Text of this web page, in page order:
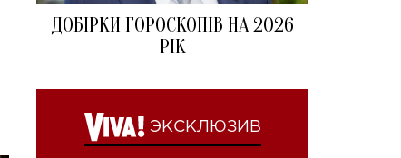
ДОБІРКИ ГОРОСКОПІВ НА 2026
РІК
ЭКСКЛЮЗИВ